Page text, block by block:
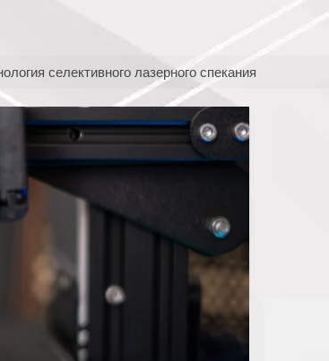
селективного лазерного спекания